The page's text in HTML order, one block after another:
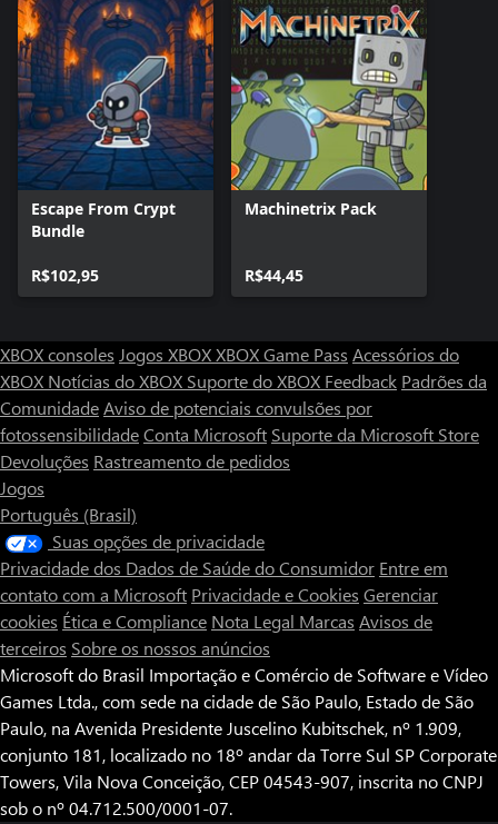
Escape From Crypt
Bundle
R$102,95
Machinetrix Pack
R$44,45
XBOX consoles Jogos XBOXXBOX Game Pass Acessórios do
XBOX Notícias do XBOX Suporte do XBOX Feedback Padrões da
ComunidadeAviso de potenciais convulsões por
fotossensibilidadeConta Microsoft Suporte da Microsoft Store
Devoluções Rastreamento de pedidos
Jogos
Português (Brasil)
Suas opções de privacidade
Privacidade dos Dados de Saúde do Consumidor Entre em
contato com a Microsoft Privacidade e Cookies Gerenciar
cookies Ética e Compliance Nota Legal Marcas Avisos de
terceiros Sobre os nossos anúncios
Microsoft do Brasil Importação e Comércio de Software e Vídeo
Games Ltda., com sede na cidade de São Paulo, Estado de São
Paulo, na Avenida Presidente Juscelino Kubitschek, nº 1.909,
conjunto 181, localizado no 18º andar da Torre Sul SP Corporate
Towers, Vila Nova Conceição, CEP 04543-907, inscrita no CNPJ
sob o nº 04.712.500/0001-07.